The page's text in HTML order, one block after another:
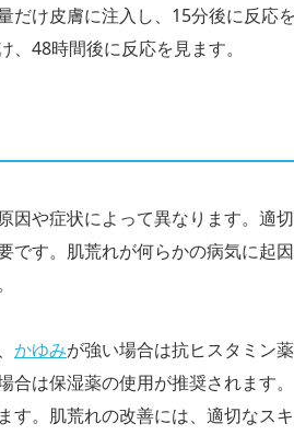
だけ皮膚に注入し、15分後に反応
、48時間後に反応を見ます。
因や症状によって異なります。適
です。肌荒れが何らかの病気に起
かゆみが強い場合は抗ヒスタミン
合は保湿薬の使用が推奨されます
す。肌荒れの改善には、適切なス